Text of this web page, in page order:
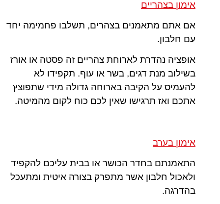
אימון בצהריים
אם אתם מתאמנים בצהרים, תשלבו פחמימה יחד
עם חלבון.
אופציה נהדרת לארוחת צהריים זה פסטה או אורז
בשילוב מנת דגים, בשר או עוף. תקפידו לא
להעמיס על הקיבה בארוחה גדולה מידי שתפוצץ
אתכם ואז תרגישו שאין לכם כוח לקום מהמיטה.
אימון בערב
התאמנתם בחדר הכושר או בבית עליכם להקפיד
ולאכול חלבון אשר מתפרק בצורה איטית ומתעכל
בהדרגה.